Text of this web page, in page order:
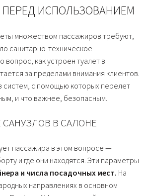
ИСПОЛЬЗОВАНИЕМ
множеством пассажиров требуют,
санитарно-техническое
вопрос, как устроен туалет в
за пределами внимания клиентов.
систем, с помощью которых перелет
и что важнее, безопасным.
В САЛОНЕ
пассажира в этом вопросе —
и где они находятся. Эти параметры
и числа посадочных мест. На
направлениях в основном